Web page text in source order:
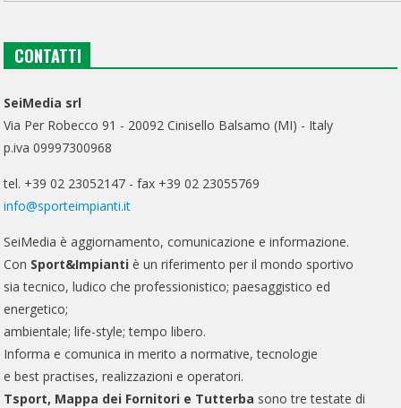
CONTATTI
SeiMedia srl
Via Per Robecco 91 - 20092 Cinisello Balsamo (MI) - Italy
p.iva 09997300968
tel. +39 02 23052147 - fax +39 02 23055769
info@sporteimpianti.it
SeiMedia è aggiornamento, comunicazione e informazione.
Con Sport&Impianti è un riferimento per il mondo sportivo
sia tecnico, ludico che professionistico; paesaggistico ed
energetico;
ambientale; life-style; tempo libero.
Informa e comunica in merito a normative, tecnologie
e best practises, realizzazioni e operatori.
Tsport, Mappa dei Fornitori e Tutterba sono tre testate di